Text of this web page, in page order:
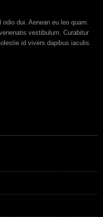
dui. Aenean eu leo quam.
vestibulum. Curabitur
id vivers dapibus iaculis.